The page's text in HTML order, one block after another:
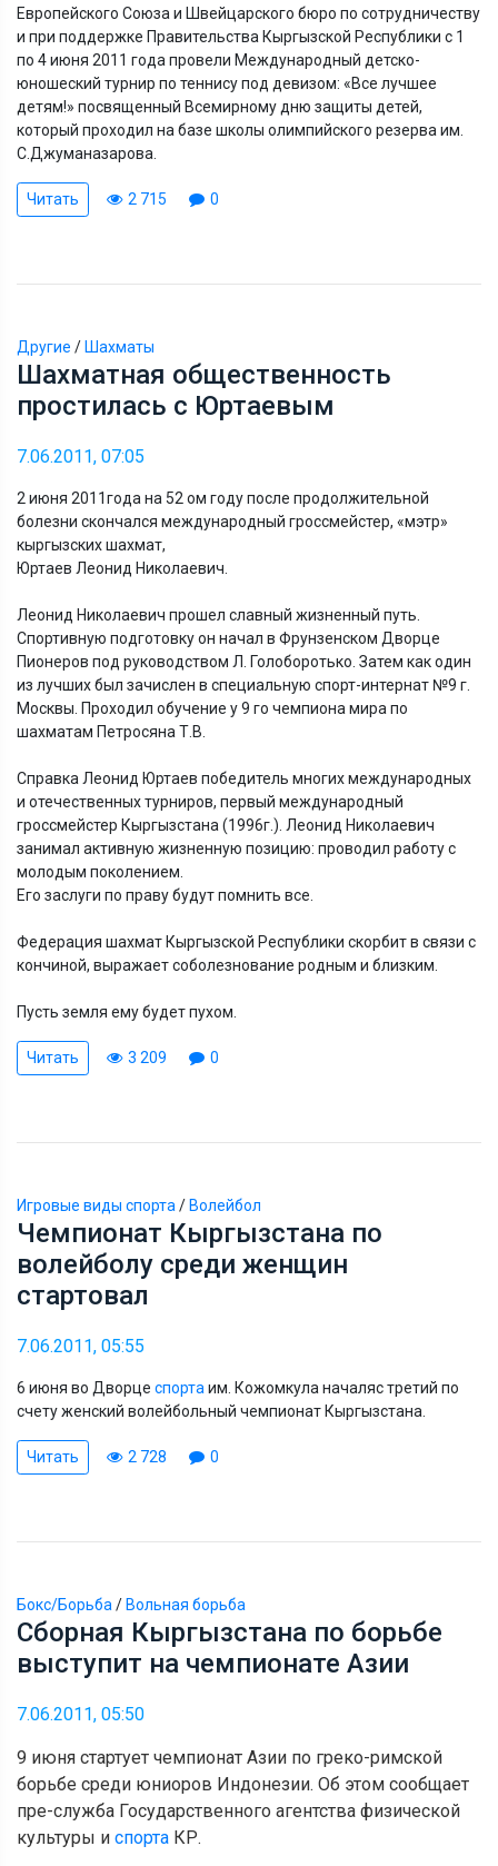
Европейского Союза и Швейцарского бюро по сотрудничеству
и при поддержке Правительства Кыргызской Республики с 1
по 4 июня 2011 года провели Международный детско-
юношеский турнир по теннису под девизом: «Все лучшее
детям!» посвященный Всемирному дню защиты детей,
который проходил на базе школы олимпийского резерва им.
С.Джуманазарова.
Читать 2 715 0
Другие / Шахматы
Шахматная общественность
простилась с Юртаевым
7.06.2011, 07:05
2 июня 2011года на 52 ом году после продолжительной
болезни скончался международный гроссмейстер, «мэтр»
кыргызских шахмат,
Юртаев Леонид Николаевич.
Леонид Николаевич прошел славный жизненный путь.
Спортивную подготовку он начал в Фрунзенском Дворце
Пионеров под руководством Л. Голоборотько. Затем как один
из лучших был зачислен в специальную спорт-интернат №9 г.
Москвы. Проходил обучение у 9 го чемпиона мира по
шахматам Петросяна Т.В.
Справка Леонид Юртаев победитель многих международных
и отечественных турниров, первый международный
гроссмейстер Кыргызстана (1996г.). Леонид Николаевич
занимал активную жизненную позицию: проводил работу с
молодым поколением.
Его заслуги по праву будут помнить все.
Федерация шахмат Кыргызской Республики скорбит в связи с
кончиной, выражает соболезнование родным и близким.
Пусть земля ему будет пухом.
Читать 3 209 0
Игровые виды спорта / Волейбол
Чемпионат Кыргызстана по
волейболу среди женщин
стартовал
7.06.2011, 05:55
6 июня во Дворце спорта им. Кожомкула началяс третий по
счету женский волейбольный чемпионат Кыргызстана.
Читать 2 728 0
Бокс/Борьба / Вольная борьба
Сборная Кыргызстана по борьбе
выступит на чемпионате Азии
7.06.2011, 05:50
9 июня стартует чемпионат Азии по греко-римской
борьбе среди юниоров Индонезии. Об этом сообщает
пре-служба Государственного агентства физической
культуры и спорта КР.